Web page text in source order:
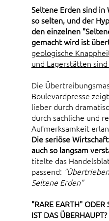
Seltene Erden sind
so selten, und der
den einzelnen
gemacht wird ist
geologische
und Lagerstätten
Die
Boulevardpresse
lieber durch
durch sachliche und
Aufmerksamkeit
Die seriöse
auch so langsam
titelte das
passend:
Seltene Erden"
"RARE EARTH" ODER
IST DAS ÜBERHAUPT?